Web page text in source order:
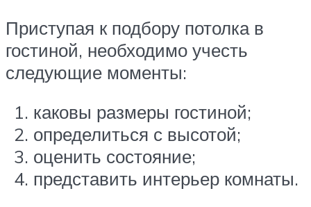
Приступая к подбору потолка в
гостиной, необходимо учесть
следующие моменты:
каковы размеры гостиной;
определиться с высотой;
оценить состояние;
представить интерьер комнаты.